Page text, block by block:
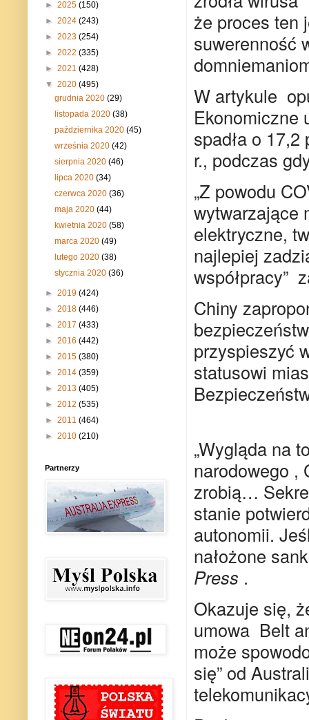
że ​​proces ten
suwerenność
W artykule
Ekonomiczne
spadła o
r., podczas
„Z powodu
wytwarzające
elektryczne,
najlepiej
współpracy”
Chiny
przyspieszyć
statusowi
„Wygląda na
narodowego ,
zrobią…
stanie
autonomii.
nałożone
Press .
Okazuje się,
umowa Belt
może
się” od
► 2025 (150)
► 2024 (243)
► 2023 (254)
► 2022 (335)
► 2021 (428)
▼ 2020 (495)
grudnia 2020(29)
listopada 2020(38)
października 2020(45)
września 2020(42)
sierpnia 2020(46)
lipca 2020(34)
czerwca 2020(36)
maja 2020(44)
kwietnia 2020(58)
marca 2020(49)
lutego 2020(38)
stycznia 2020(36)
► 2019 (424)
► 2018 (446)
► 2017 (433)
► 2016 (442)
► 2015 (380)
► 2014 (359)
► 2013 (405)
► 2012 (535)
► 2011 (464)
► 2010 (210)
Partnerzy